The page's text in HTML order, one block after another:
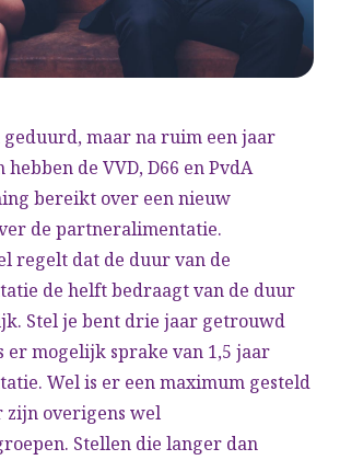
maar na ruim een jaar
de VVD, D66 en PvdA
bereikt over een nieuw
de partneralimentatie.
regelt dat de duur van de
de helft bedraagt van de duur
Stel je bent drie jaar getrouwd
er mogelijk sprake van 1,5 jaar
Wel is er een maximum gesteld
zijn overigens wel
Stellen die langer dan